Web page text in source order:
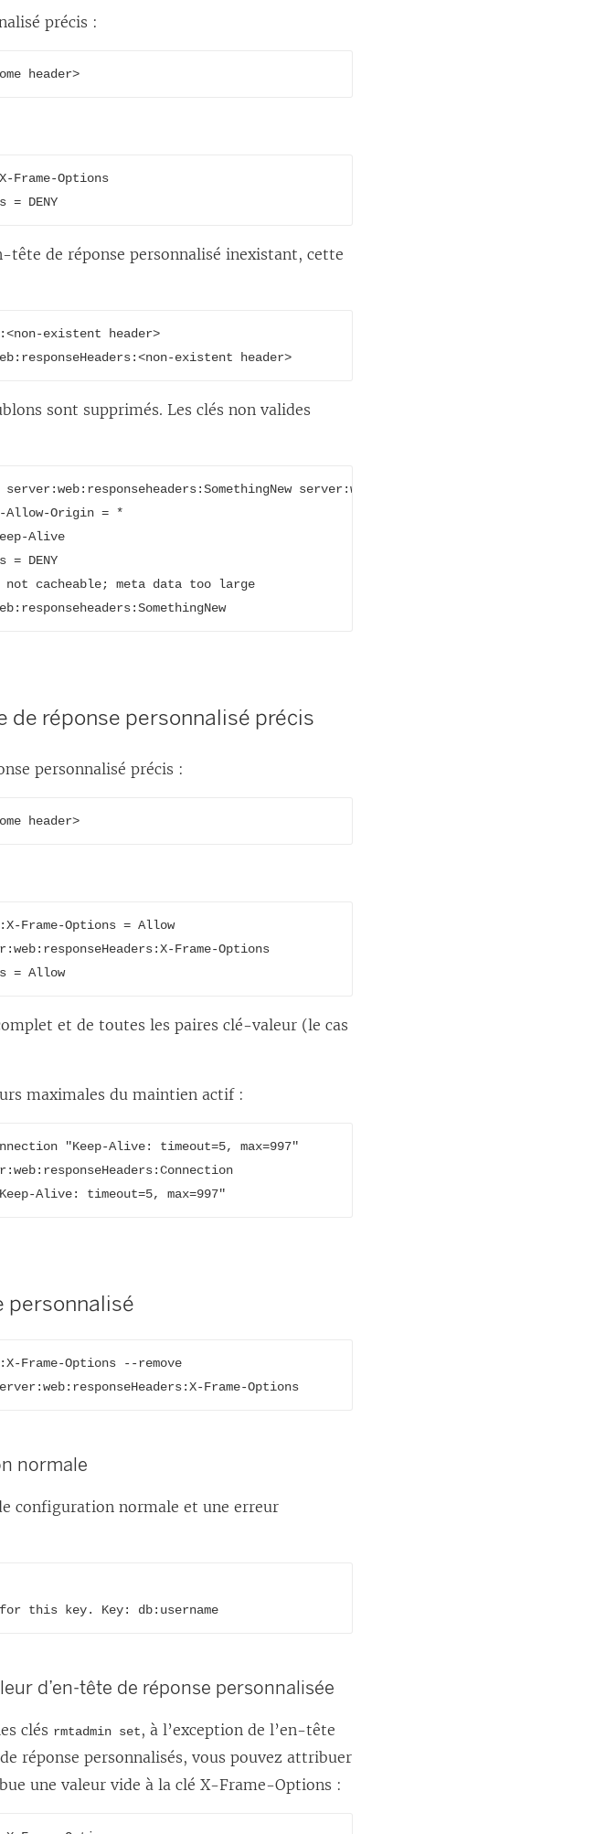
précis :
header>
Frame-Options
= DENY
de réponse personnalisé inexistant, cette
existent header>
existent header>
sont supprimés. Les clés non valides
server:web:responseHeaders:Connection
Allow-Origin = *
Alive
= DENY
not cacheable; meta data too large
de réponse personnalisé précis
personnalisé précis :
header>
Frame-Options = Allow
Frame-Options
= Allow
et de toutes les paires clé-valeur (le cas
maximales du maintien actif :
"Keep-Alive: timeout=5, max=997"
Alive: timeout=5, max=997"
personnalisé
Frame-Options --remove
Frame-Options
normale
configuration normale et une erreur
this key. Key: db:username
d’en-tête de réponse personnalisée
clés rmtadmin set, à l’exception de l’en-tête
réponse personnalisés, vous pouvez attribuer
une valeur vide à la clé X-Frame-Options :